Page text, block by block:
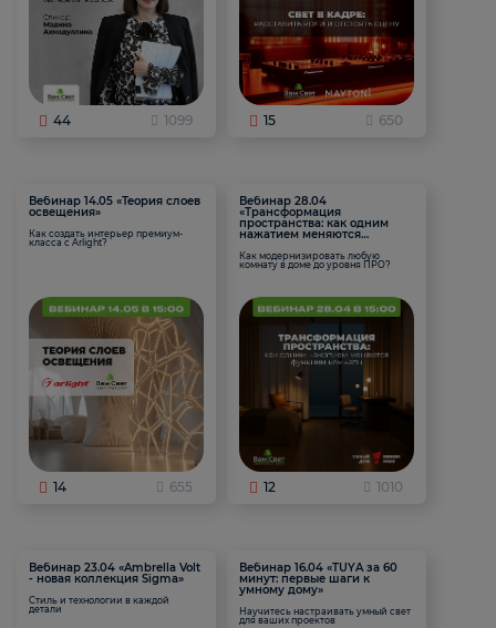
44 1099 15 650
Вебинар 14.05 «Теория слоев
освещения»
Как создать интерьер премиум-
класса с Arlight?
14 655
Вебинар 28.04
«Трансформация
пространства: как одним
нажатием меняются
Как модернизировать любую
комнату в доме до уровня ПРО?
12 1010
Вебинар 23.04 «Ambrella Volt
- новая коллекция Sigma»
Стиль и технологии в каждой
детали
Вебинар 16.04 «TUYA за 60
минут: первые шаги к
умному дому»
Научитесь настраивать умный свет
для ваших проектов